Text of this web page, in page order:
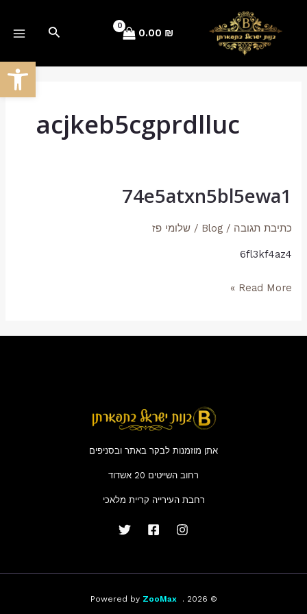
פתח
0.00 ₪ חיפוש
acjkeb5cgprdlluc
74e5atxn5bl5ewa1
כתיבת תגובה /
Blog
/שלומי פז
6fl3kf4az4
74e5atxn5bl5ewa1
Read More »
אתן מוזמנות לבקר באתר ובסניפים
רחוב השייטים 20 אשדוד
רחבת העירייה קריית מלאכי
© 2026 . Powered by
ZooMax